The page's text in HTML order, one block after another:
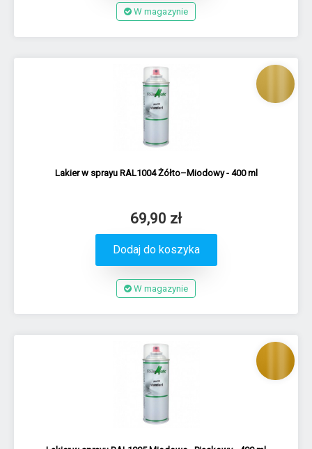
W magazynie
Lakier w sprayu RAL1004 Żółto–Miodowy - 400 ml
69,90 zł
Dodaj do koszyka
W magazynie